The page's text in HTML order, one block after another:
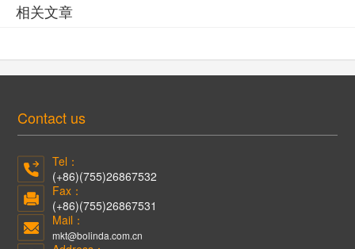
相关文章
Contact us
Tel：
(+86)(755)26867532
Fax：
(+86)(755)26867531
Mail：
mkt@bolinda.com.cn